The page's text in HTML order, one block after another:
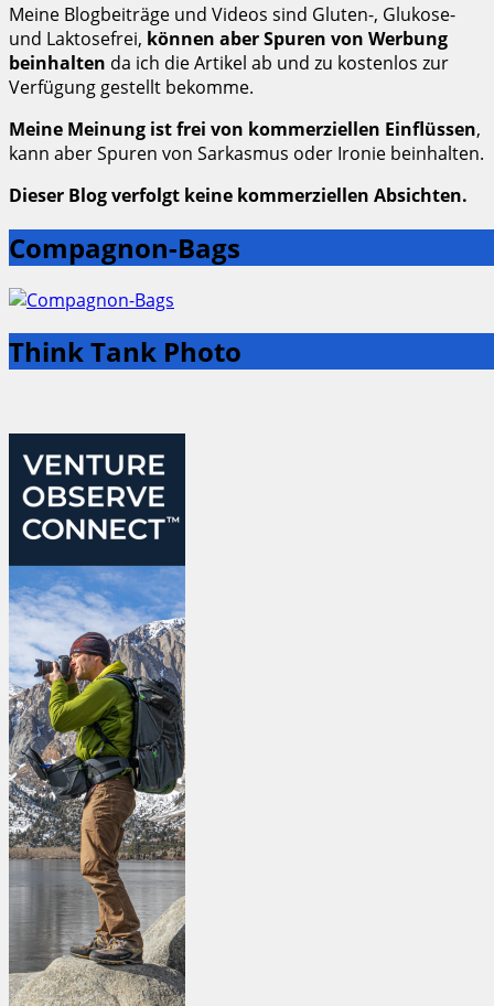
Meine Blogbeiträge und Videos sind Gluten-, Glukose-
und Laktosefrei, können aber Spuren von Werbung
beinhalten da ich die Artikel ab und zu kostenlos zur
Verfügung gestellt bekomme.
Meine Meinung ist frei von kommerziellen Einflüssen,
kann aber Spuren von Sarkasmus oder Ironie beinhalten.
Dieser Blog verfolgt keine kommerziellen Absichten.
Compagnon-Bags
Think Tank Photo